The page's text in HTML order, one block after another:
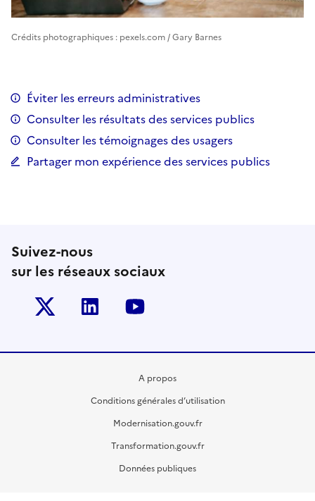
Crédits photographiques : pexels.com / Gary Barnes
Éviter les erreurs administratives
Consulter les résultats des services publics
Consulter les témoignages des usagers
Partager mon expérience des services publics
Suivez-nous
sur les réseaux sociaux
Twitter-x Linkedin
A propos
Conditions générales d’utilisation
Modernisation.gouv.fr
Transformation.gouv.fr
Données publiques